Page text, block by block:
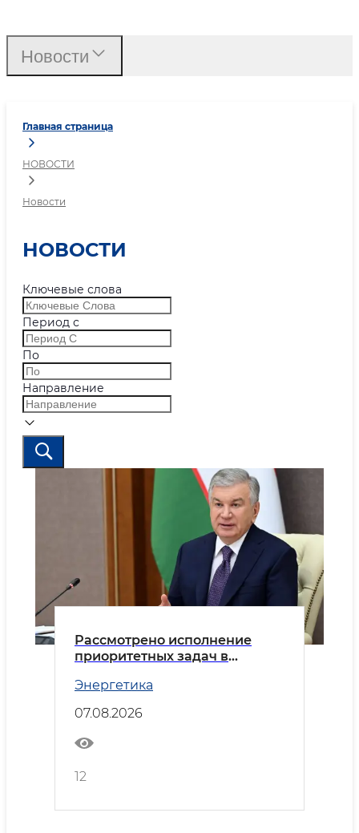
Главная страница
НОВОСТИ
Новости
НОВОСТИ
Ключевые слова
Период с
По
Направление
Рассмотрено исполнение
приоритетных задач в
Энергетика
07.08.2026
12
Новости